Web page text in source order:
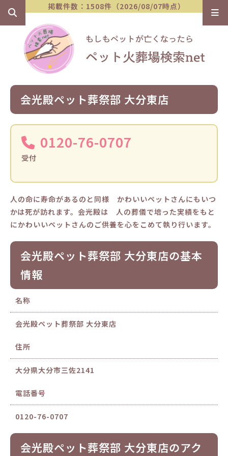
掲載件数：1508件（2026/08/07時点）
会光殿ペット葬祭部 大分東店
0120-76-0707
受付
人の命に寿命があるのと同様 かわいいペットさんにもいつ
かは死が訪れます。会光殿は 人の葬儀で培った実績をもと
にかわいいペットさんのご供養を心をこめて執り行います。
会光殿ペット葬祭部 大分東店の基本
情報
名称
会光殿ペット葬祭部 大分東店
住所
大分県大分市三佐2141
電話番号
0120-76-0707
会光殿ペット葬祭部 大分東店のアク